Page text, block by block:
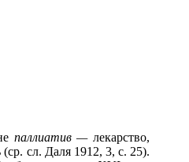
паллиатив —лекарство,
(ср. сл. Даля 1912, 3, с. 25).